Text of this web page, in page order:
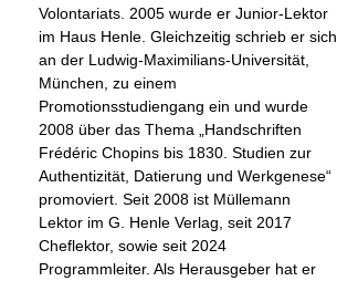
Volontariats. 2005 wurde er Junior-Lektor
im Haus Henle. Gleichzeitig schrieb er sich
an der Ludwig-Maximilians-Universität,
München, zu einem
Promotionsstudiengang ein und wurde
2008 über das Thema „Handschriften
Frédéric Chopins bis 1830. Studien zur
Authentizität, Datierung und Werkgenese“
promoviert. Seit 2008 ist Müllemann
Lektor im G. Henle Verlag, seit 2017
Cheflektor, sowie seit 2024
Programmleiter. Als Herausgeber hat er